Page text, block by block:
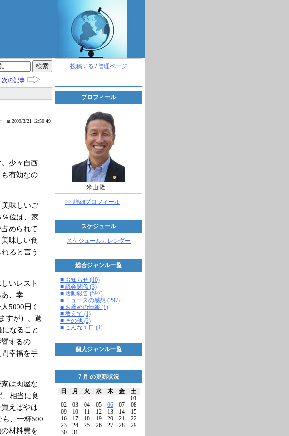
投稿する /管理ページ
プロフィール
米山 隆一
>> 詳細プロフィール
スケジュール
スケジュールカレンダー
総合ジャンル一覧
■ お知らせ (10)
■ 議会関係 (3)
■ 活動報告 (597)
■ ニュースの感想 (297)
■ お薦めの情報 (1)
■ 教えて (1)
■ その他 (2)
■ こんな１日 (1)
個人ジャンル一覧
7 月 の更新状況
日 月 火 水 木 金
土
01
02
03 04 05 06 07
08
09
10 11 12 13 14
15
16
17 18 19 20 21
22
23
24 25 26 27 28
29
30
31
次の記事
at 2009/3/21 12:50:49
少々自画
有効なの
味しいご
位は、家
められて
味しい食
ると言う
いレスト
、幸
5000円く
すが）。週
なること
するの
幸福を手
は肉屋な
相当に良
えばやは
、一杯500
材料費を